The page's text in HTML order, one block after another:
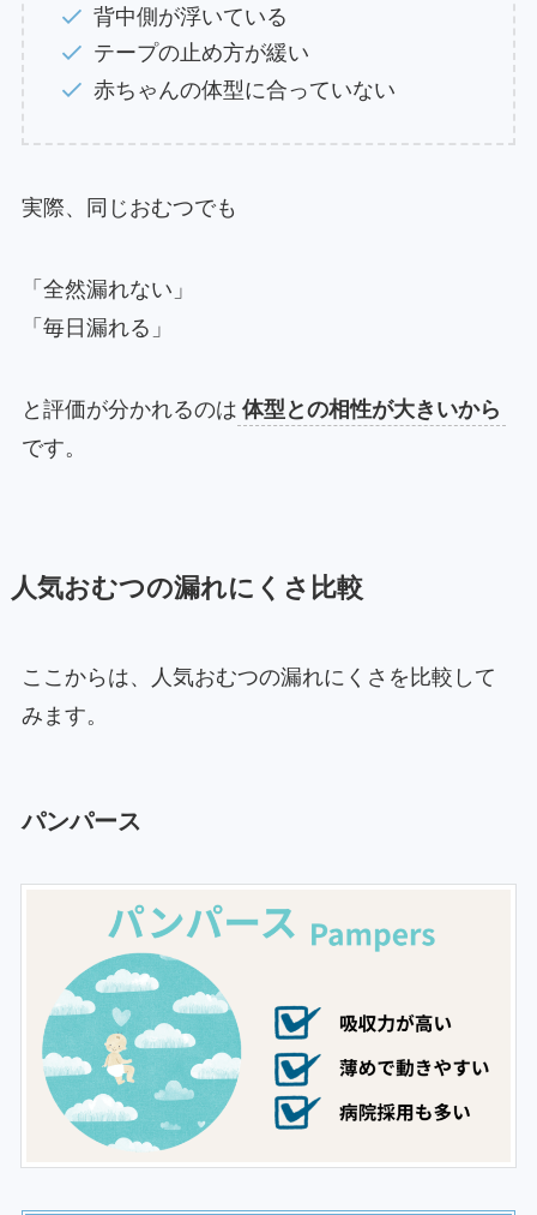
背中側が浮いている
テープの止め方が緩い
赤ちゃんの体型に合っていない
実際、同じおむつでも
「全然漏れない」
「毎日漏れる」
と評価が分かれるのは 体型との相性が大きいから
です。
人気おむつの漏れにくさ比較
ここからは、人気おむつの漏れにくさを比較して
みます。
パンパース